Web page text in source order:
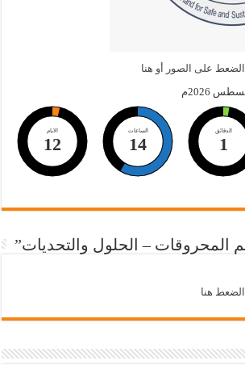
على الصور أو هنا
الايام
12
الساعات
14
الدقائق
1
المحروقات – الحلول والتحديات”
هنا